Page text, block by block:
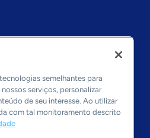
semelhantes para
serviços, personalizar
de seu interesse. Ao utilizar
com tal monitoramento descrito